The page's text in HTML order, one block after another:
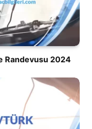
Randevusu 2024